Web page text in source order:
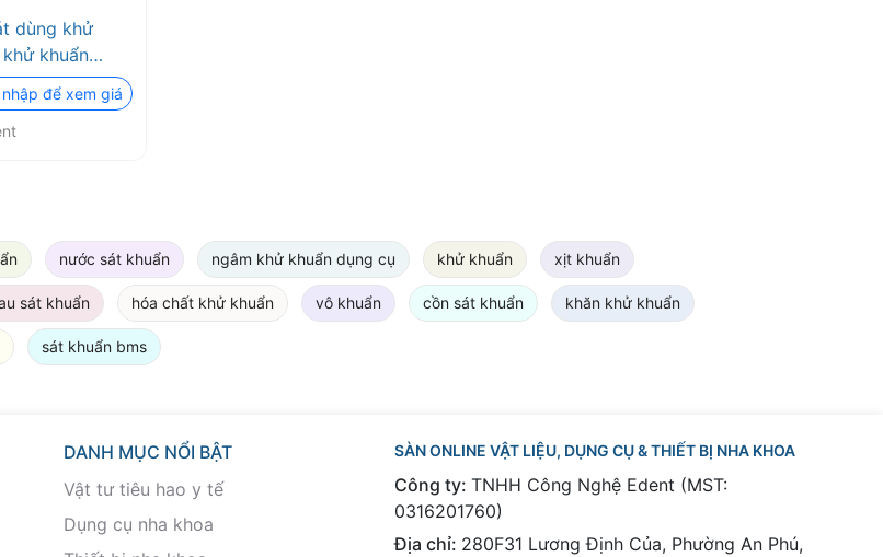
dùng khử
khuẩn
scrub
để xem giá
nước sát khuẩn ngâm khử khuẩn dụng cụ khử khuẩn xịt khuẩn
sát khuẩn hóa chất khử khuẩn vô khuẩn cồn sát khuẩn khăn khử khuẩn
sát khuẩn bms
DANH MỤC NỔI BẬT
Vật tư tiêu hao y tế
Dụng cụ nha khoa
SÀN ONLINE VẬT LIỆU, DỤNG CỤ & THIẾT BỊ NHA KHOA
Công ty: TNHH Công Nghệ Edent (MST:
0316201760)
Địa chỉ: 280F31 Lương Định Của, Phường An Phú,